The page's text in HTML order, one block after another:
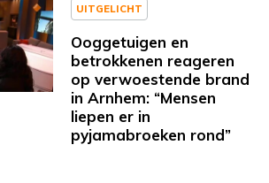
UITGELICHT
Ooggetuigen en
betrokkenen reageren
op verwoestende brand
in Arnhem: “Mensen
liepen er in
pyjamabroeken rond”